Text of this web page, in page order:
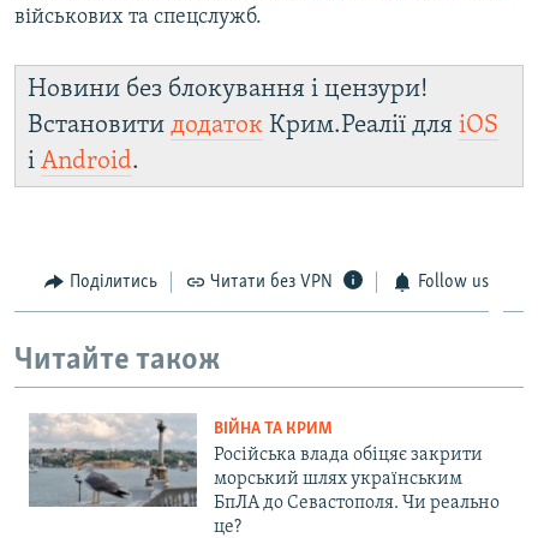
військових та спецслужб.
Новини без блокування і цензури!
Встановити додаток Крим.Реалії для iOS
і Android.
Поділитись Читати без VPN Follow us
Читайте також
ВІЙНА ТА КРИМ
Російська влада обіцяє закрити
морський шлях українським
БпЛА до Севастополя. Чи реально
це?